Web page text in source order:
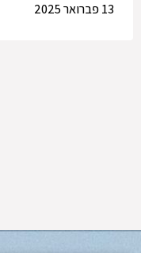
13 פברואר 2025